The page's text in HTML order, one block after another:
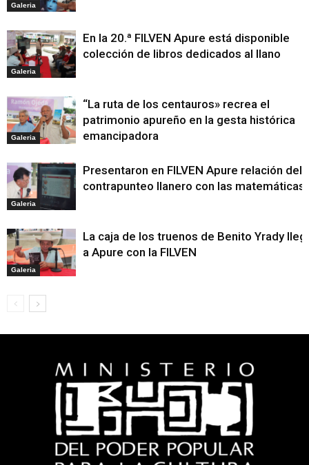
Galeria
Galeria
En la 20.ª FILVEN Apure está disponible
colección de libros dedicados al llano
Galeria
“La ruta de los centauros» recrea el
patrimonio apureño en la gesta histórica
emancipadora
Galeria
Presentaron en FILVEN Apure relación del
contrapunteo llanero con las matemáticas
Galeria
La caja de los truenos de Benito Yrady
a Apure con la FILVEN